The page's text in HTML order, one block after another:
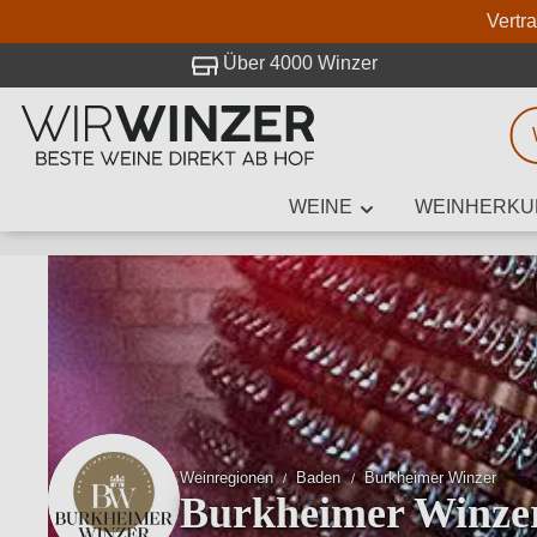
Über 4000 Winzer
WEINE
Weinregionen Baden Burkheimer Winzer
Burkheimer
Weinsuche
Mindestens 3
bei WirWinzer.